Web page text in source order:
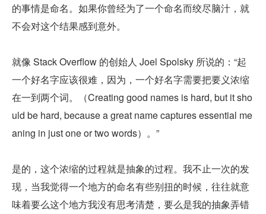
的事情是命名。如果你曾经为了一个命名而绞尽脑汁，就
不会对这个结果感到意外。
就像 Stack Overflow 的创始人 Joel Spolsky 所说的：“起
一个好名字应该很难，因为，一个好名字需要把要义浓缩
在一到两个词。（Creating good names is hard, but it sho
uld be hard, because a great name captures essential me
aning in just one or two words）。”
是的，这个浓缩的过程就是抽象的过程。我不止一次的发
现，当我觉得一个地方的命名有些别扭的时候，往往就意
味着要么这个地方我没有思考清楚，要么是我的抽象弄错